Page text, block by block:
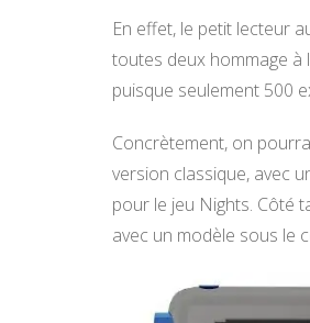
En effet, le petit lecteur
toutes deux hommage à
puisque seulement 500
Concrètement, on
version classique, avec
pour le jeu Nights. Côté
avec un modèle sous le